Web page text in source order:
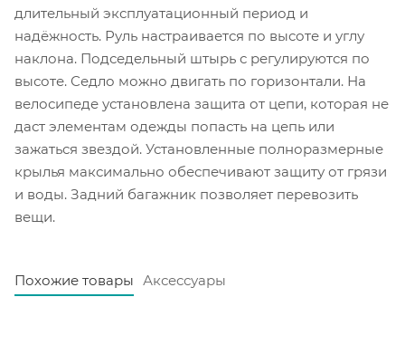
длительный эксплуатационный период и
надёжность. Руль настраивается по высоте и углу
наклона. Подседельный штырь с регулируются по
высоте. Седло можно двигать по горизонтали. На
велосипеде установлена защита от цепи, которая не
даст элементам одежды попасть на цепь или
зажаться звездой. Установленные полноразмерные
крылья максимально обеспечивают защиту от грязи
и воды. Задний багажник позволяет перевозить
вещи.
Похожие товары Аксессуары